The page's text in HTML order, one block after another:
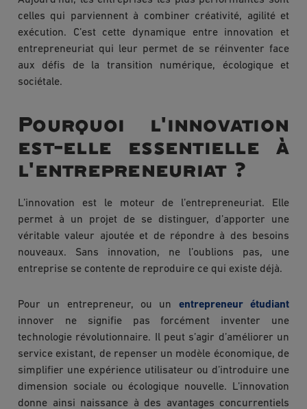
celles qui parviennent à combiner créativité, agilité et
exécution. C’est cette dynamique entre innovation et
entrepreneuriat qui leur permet de se réinventer face
aux défis de la transition numérique, écologique et
sociétale.
Pourquoi l'innovation
est-elle essentielle à
l'entrepreneuriat ?
L’innovation est le moteur de l’entrepreneuriat. Elle
permet à un projet de se distinguer, d’apporter une
véritable valeur ajoutée et de répondre à des besoins
nouveaux. Sans innovation, ne l’oublions pas, une
entreprise se contente de reproduire ce qui existe déjà.
Pour un entrepreneur, ou un entrepreneur étudiant
innover ne signifie pas forcément inventer une
technologie révolutionnaire. Il peut s’agir d’améliorer un
service existant, de repenser un modèle économique, de
simplifier une expérience utilisateur ou d’introduire une
dimension sociale ou écologique nouvelle. L’innovation
donne ainsi naissance à des avantages concurrentiels